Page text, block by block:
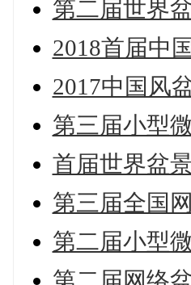
第二届世界
2018首届中
2017中国风
第三届小型
首届世界盆
第三届全国
第二届小型